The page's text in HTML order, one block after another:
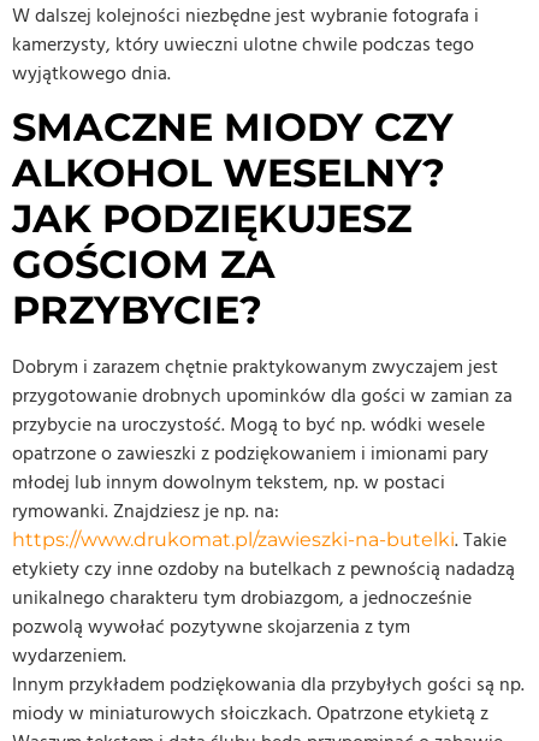
W dalszej kolejności niezbędne jest wybranie fotografa i
kamerzysty, który uwieczni ulotne chwile podczas tego
wyjątkowego dnia.
SMACZNE MIODY CZY
ALKOHOL WESELNY?
JAK PODZIĘKUJESZ
GOŚCIOM ZA
PRZYBYCIE?
Dobrym i zarazem chętnie praktykowanym zwyczajem jest
przygotowanie drobnych upominków dla gości w zamian za
przybycie na uroczystość. Mogą to być np. wódki wesele
opatrzone o zawieszki z podziękowaniem i imionami pary
młodej lub innym dowolnym tekstem, np. w postaci
rymowanki. Znajdziesz je np. na:
https://www.drukomat.pl/zawieszki-na-butelki. Takie
etykiety czy inne ozdoby na butelkach z pewnością nadadzą
unikalnego charakteru tym drobiazgom, a jednocześnie
pozwolą wywołać pozytywne skojarzenia z tym
wydarzeniem.
Innym przykładem podziękowania dla przybyłych gości są np.
miody w miniaturowych słoiczkach. Opatrzone etykietą z